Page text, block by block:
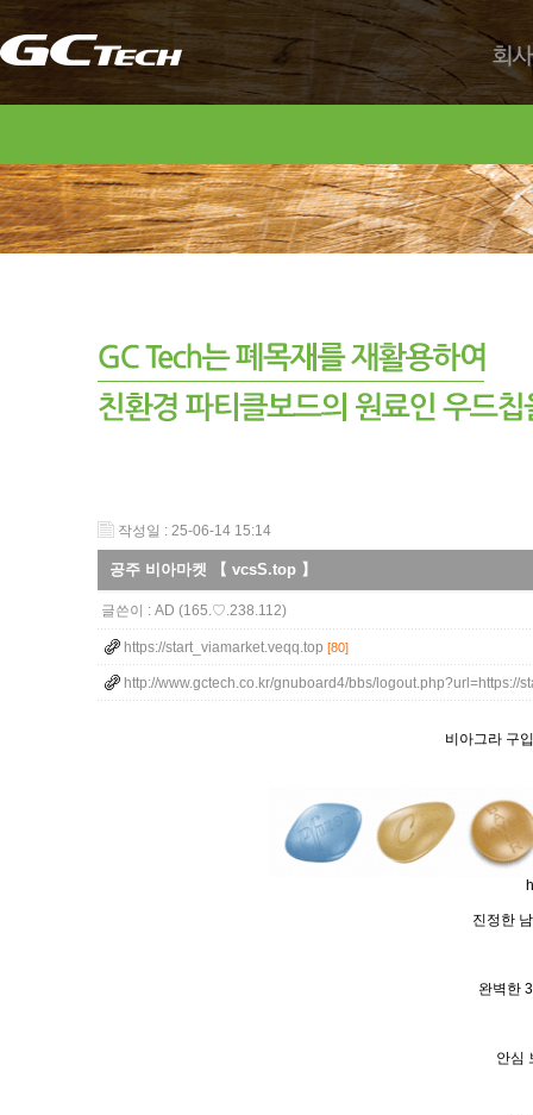
회사
작성일 : 25-06-14 15:14
공주 비아마켓 【 vcsS.top 】
글쓴이 : AD (165.♡.238.112)
https://start_viamarket.veqq.top [80]
http://www.gctech.co.kr/gnuboard4/bbs/logout.php?url=https://
비아그라 구
진정한
완벽한
안심